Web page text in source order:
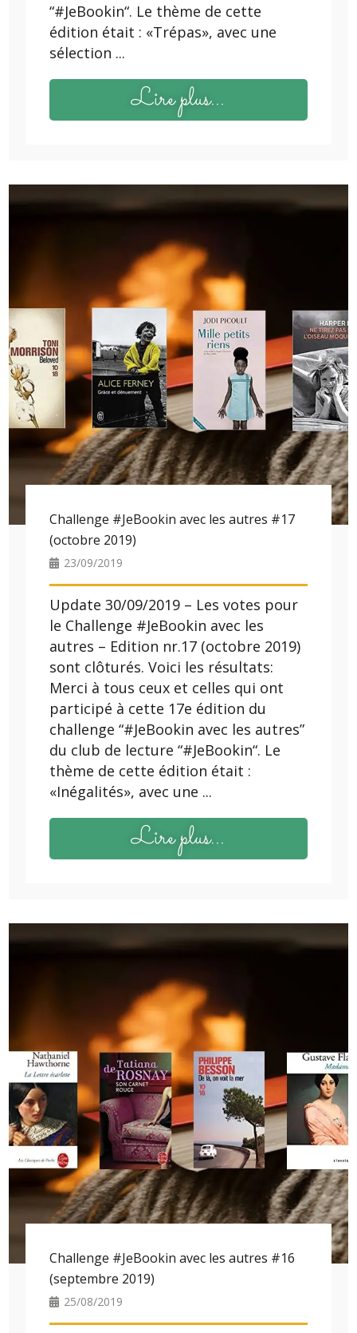
“#JeBookin“. Le thème de cette
édition était : «Trépas», avec une
sélection ...
Lire plus...
Challenge #JeBookin avec les autres #17
(octobre 2019)
23/09/2019
Update 30/09/2019 – Les votes pour
le Challenge #JeBookin avec les
autres – Edition nr.17 (octobre 2019)
sont clôturés. Voici les résultats:
Merci à tous ceux et celles qui ont
participé à cette 17e édition du
challenge “#JeBookin avec les autres”
du club de lecture “#JeBookin“. Le
thème de cette édition était :
«Inégalités», avec une ...
Lire plus...
Challenge #JeBookin avec les autres #16
(septembre 2019)
25/08/2019